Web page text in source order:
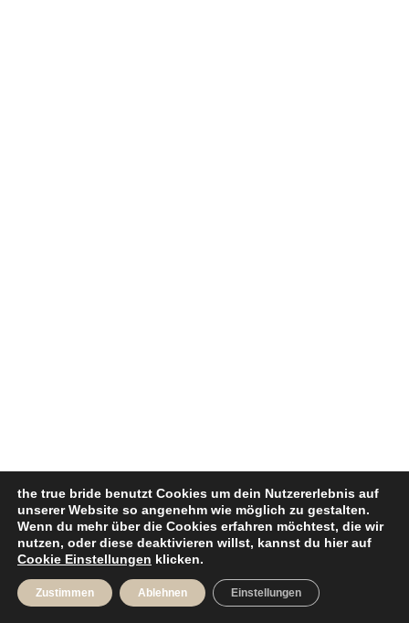
the true bride benutzt Cookies um dein Nutzererlebnis auf
unserer Website so angenehm wie möglich zu gestalten.
Wenn du mehr über die Cookies erfahren möchtest, die wir
nutzen, oder diese deaktivieren willst, kannst du hier auf
Cookie Einstellungen klicken.
Zustimmen Ablehnen Einstellungen